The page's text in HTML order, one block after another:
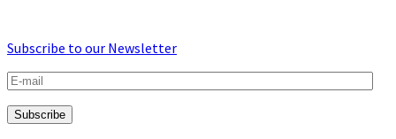
Subscribe to our Newsletter